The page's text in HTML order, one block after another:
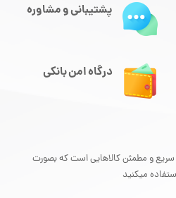
درگاه امن بانکی
پشتیبانی و مشاوره
سریع و مطمئن کالاهایی است که بصورت
میکنید